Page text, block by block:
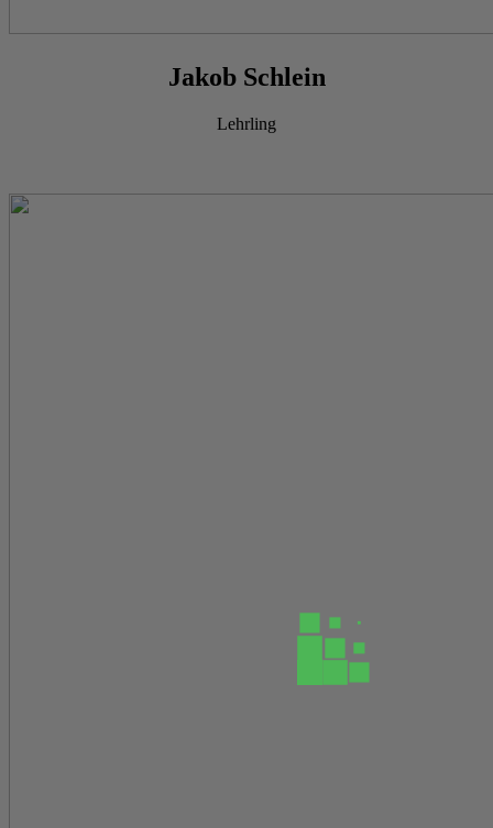
Jakob Schlein
Lehrling